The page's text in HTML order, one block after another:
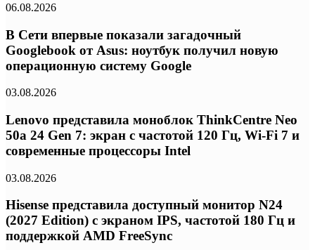
06.08.2026
В Сети впервые показали загадочный
Googlebook от Asus: ноутбук получил новую
операционную систему Google
03.08.2026
Lenovo представила моноблок ThinkCentre Neo
50a 24 Gen 7: экран с частотой 120 Гц, Wi-Fi 7 и
современные процессоры Intel
03.08.2026
Hisense представила доступный монитор N24
(2027 Edition) с экраном IPS, частотой 180 Гц и
поддержкой AMD FreeSync